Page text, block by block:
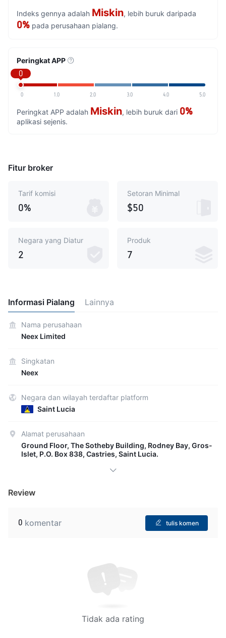
Indeks gennya adalah Miskin, lebih buruk daripada
0% pada perusahaan pialang.
Peringkat APP
0
0 1.0 2.0 3.0 4.0 5.0
Peringkat APP adalah Miskin, lebih buruk dari 0%
aplikasi sejenis.
Fitur broker
Tarif komisi
0%
Setoran Minimal
$50
Negara yang Diatur
2
Produk
7
Informasi Pialang Lainnya
Nama perusahaan
Neex Limited
Singkatan
Neex
Negara dan wilayah terdaftar platform
Saint Lucia
Alamat perusahaan
Ground Floor, The Sotheby Building, Rodney Bay, Gros-
Islet, P.O. Box 838, Castries, Saint Lucia.
Review
0 komentar tulis komen
Tidak ada rating